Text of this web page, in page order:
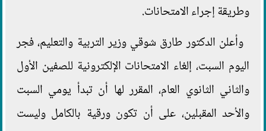
وطريقة إجراء الامتحانات.
وأعلن الدكتور طارق شوقي وزير التربية والتعليم، فجر
اليوم السبت، إلغاء الامتحانات الإلكترونية للصفين الأول
والثاني الثانوي العام، المقرر لها أن تبدأ يومي السبت
والأحد المقبلين، على أن تكون ورقية بالكامل وليست